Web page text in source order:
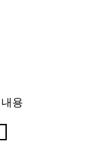
내용